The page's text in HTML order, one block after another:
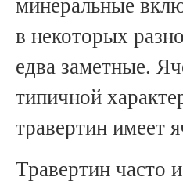
минеральные
в некоторых
едва заметные.
типичной
травертин имеет
Травертин часто